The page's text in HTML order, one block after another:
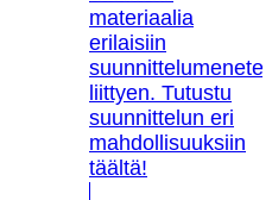
materiaalia
erilaisiin
liittyen. Tutustu
suunnittelun eri
mahdollisuuksiin
täältä!